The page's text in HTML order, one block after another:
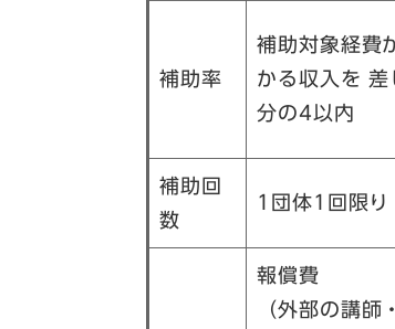
補助率
補助対象経費
かる収入を
分の4以内
補助回
数
1団体1回限り
報償費
（外部の講師